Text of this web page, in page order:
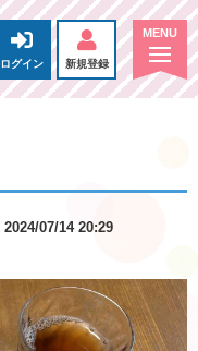
ログイン 新規登録
2024/07/14 20:29